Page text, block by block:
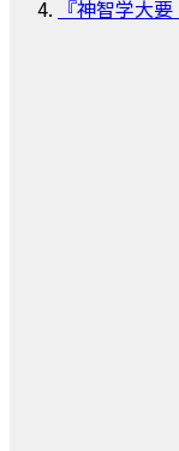
『神智学大